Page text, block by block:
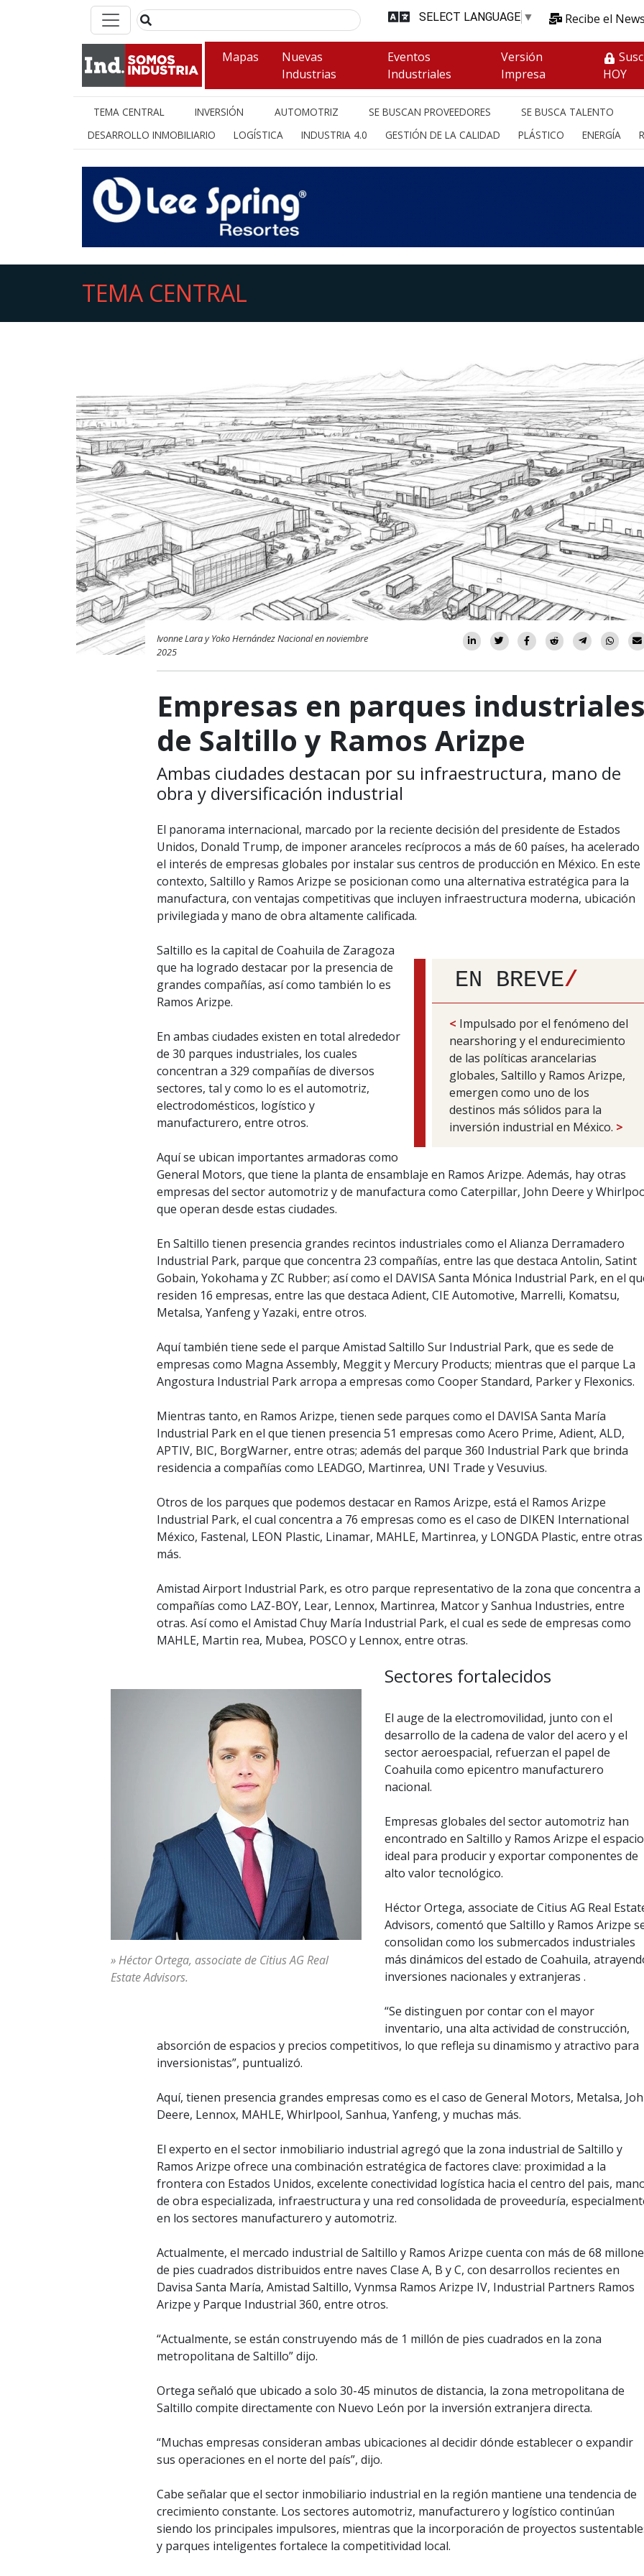
SELECT LANGUAGE ▼ Recibe el
Mapas
Nuevas
Industrias
Eventos
Industriales
Versión
Impresa
HOY
TEMA CENTRAL INVERSIÓN AUTOMOTRIZ SE BUSCAN PROVEEDORES
SE BUSCA TALENTO
DESARROLLO INMOBILIARIO
LOGÍSTICA INDUSTRIA 4.0 GESTIÓN DE LA CALIDAD PLÁSTICO ENERGÍA
TEMA CENTRAL
Ivonne Lara y Yoko Hernández Nacional en noviembre
2025
Empresas en parques
de Saltillo y Ramos Arizpe
Ambas ciudades destacan por su infraestructura, mano de
obra y diversificación industrial
El panorama internacional, marcado por la reciente decisión del presidente de Estados
Unidos, Donald Trump, de imponer aranceles recíprocos a más de 60 países, ha acelerado
el interés de empresas globales por instalar sus centros de producción en México. En este
contexto, Saltillo y Ramos Arizpe se posicionan como una alternativa estratégica para la
manufactura, con ventajas competitivas que incluyen infraestructura moderna, ubicación
privilegiada y mano de obra altamente calificada.
EN BREVE/
< Impulsado por el fenómeno del
nearshoring y el endurecimiento
de las políticas arancelarias
globales, Saltillo y Ramos Arizpe,
emergen como uno de los
destinos más sólidos para la
inversión industrial en México. >
Saltillo es la capital de Coahuila de Zaragoza
que ha logrado destacar por la presencia de
grandes compañías, así como también lo es
Ramos Arizpe.
En ambas ciudades existen en total alrededor
de 30 parques industriales, los cuales
concentran a 329 compañías de diversos
sectores, tal y como lo es el automotriz,
electrodomésticos, logístico y
manufacturero, entre otros.
Aquí se ubican importantes armadoras como
General Motors, que tiene la planta de ensamblaje en Ramos Arizpe. Además, hay otras
empresas del sector automotriz y de manufactura como Caterpillar, John Deere y
que operan desde estas ciudades.
En Saltillo tienen presencia grandes recintos industriales como el Alianza Derramadero
Industrial Park, parque que concentra 23 compañías, entre las que destaca Antolin, Satint
Gobain, Yokohama y ZC Rubber; así como el DAVISA Santa Mónica Industrial Park, en el
residen 16 empresas, entre las que destaca Adient, CIE Automotive, Marrelli, Komatsu,
Metalsa, Yanfeng y Yazaki, entre otros.
Aquí también tiene sede el parque Amistad Saltillo Sur Industrial Park, que es sede de
empresas como Magna Assembly, Meggit y Mercury Products; mientras que el parque La
Angostura Industrial Park arropa a empresas como Cooper Standard, Parker y Flexonics.
Mientras tanto, en Ramos Arizpe, tienen sede parques como el DAVISA Santa María
Industrial Park en el que tienen presencia 51 empresas como Acero Prime, Adient, ALD,
APTIV, BIC, BorgWarner, entre otras; además del parque 360 Industrial Park que brinda
residencia a compañías como LEADGO, Martinrea, UNI Trade y Vesuvius.
Otros de los parques que podemos destacar en Ramos Arizpe, está el Ramos Arizpe
Industrial Park, el cual concentra a 76 empresas como es el caso de DIKEN International
México, Fastenal, LEON Plastic, Linamar, MAHLE, Martinrea, y LONGDA Plastic, entre otras
más.
Amistad Airport Industrial Park, es otro parque representativo de la zona que concentra a
compañías como LAZ-BOY, Lear, Lennox, Martinrea, Matcor y Sanhua Industries, entre
otras. Así como el Amistad Chuy María Industrial Park, el cual es sede de empresas como
MAHLE, Martin rea, Mubea, POSCO y Lennox, entre otras.
» Héctor Ortega, associate de Citius AG Real
Estate Advisors.
Sectores fortalecidos
El auge de la electromovilidad, junto con el
desarrollo de la cadena de valor del acero y el
sector aeroespacial, refuerzan el papel de
Coahuila como epicentro manufacturero
nacional.
Empresas globales del sector automotriz han
encontrado en Saltillo y Ramos Arizpe el espacio
ideal para producir y exportar componentes de
alto valor tecnológico.
Héctor Ortega, associate de Citius AG Real
Advisors, comentó que Saltillo y Ramos Arizpe
consolidan como los submercados industriales
más dinámicos del estado de Coahuila,
inversiones nacionales y extranjeras .
“Se distinguen por contar con el mayor
inventario, una alta actividad de construcción,
absorción de espacios y precios competitivos, lo que refleja su dinamismo y atractivo para
inversionistas”, puntualizó.
Aquí, tienen presencia grandes empresas como es el caso de General Motors, Metalsa,
Deere, Lennox, MAHLE, Whirlpool, Sanhua, Yanfeng, y muchas más.
El experto en el sector inmobiliario industrial agregó que la zona industrial de Saltillo y
Ramos Arizpe ofrece una combinación estratégica de factores clave: proximidad a la
frontera con Estados Unidos, excelente conectividad logística hacia el centro del pais,
de obra especializada, infraestructura y una red consolidada de proveeduría,
en los sectores manufacturero y automotriz.
Actualmente, el mercado industrial de Saltillo y Ramos Arizpe cuenta con más de 68
de pies cuadrados distribuidos entre naves Clase A, B y C, con desarrollos recientes en
Davisa Santa María, Amistad Saltillo, Vynmsa Ramos Arizpe IV, Industrial Partners Ramos
Arizpe y Parque Industrial 360, entre otros.
“Actualmente, se están construyendo más de 1 millón de pies cuadrados en la zona
metropolitana de Saltillo” dijo.
Ortega señaló que ubicado a solo 30-45 minutos de distancia, la zona metropolitana de
Saltillo compite directamente con Nuevo León por la inversión extranjera directa.
“Muchas empresas consideran ambas ubicaciones al decidir dónde establecer o expandir
sus operaciones en el norte del país”, dijo.
Cabe señalar que el sector inmobiliario industrial en la región mantiene una tendencia de
crecimiento constante. Los sectores automotriz, manufacturero y logístico continúan
siendo los principales impulsores, mientras que la incorporación de proyectos
y parques inteligentes fortalece la competitividad local.